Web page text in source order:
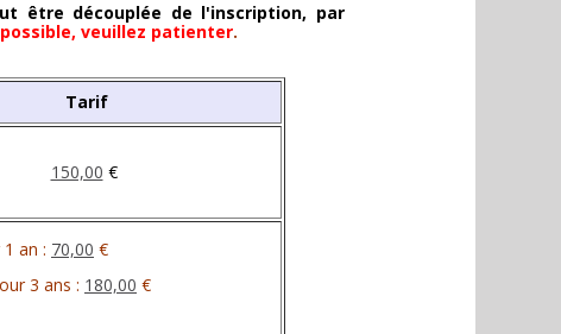
être découplée de l'inscription, par
veuillez patienter.
Tarif
150,00 €
an : 70,00 €
3 ans : 180,00 €